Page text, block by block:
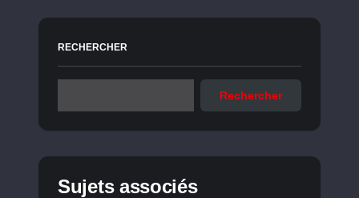
RECHERCHER
Rechercher
Sujets associés